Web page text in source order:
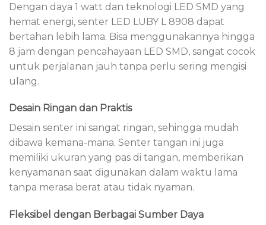
Dengan daya 1 watt dan teknologi LED SMD yang
hemat energi, senter LED LUBY L 8908 dapat
bertahan lebih lama. Bisa menggunakannya hingga
8 jam dengan pencahayaan LED SMD, sangat cocok
untuk perjalanan jauh tanpa perlu sering mengisi
ulang.
Desain Ringan dan Praktis
Desain senter ini sangat ringan, sehingga mudah
dibawa kemana-mana. Senter tangan ini juga
memiliki ukuran yang pas di tangan, memberikan
kenyamanan saat digunakan dalam waktu lama
tanpa merasa berat atau tidak nyaman.
Fleksibel dengan Berbagai Sumber Daya